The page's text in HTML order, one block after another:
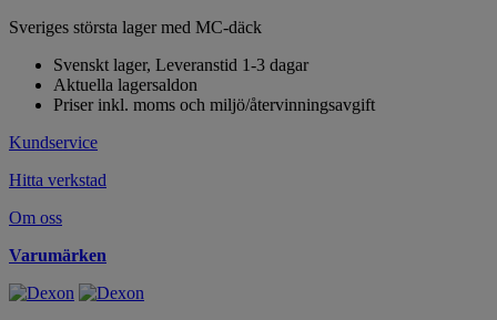
Sveriges största lager med MC-däck
Svenskt lager, Leveranstid 1-3 dagar
Aktuella lagersaldon
Priser inkl. moms och miljö/återvinningsavgift
Kundservice
Hitta verkstad
Om oss
Varumärken